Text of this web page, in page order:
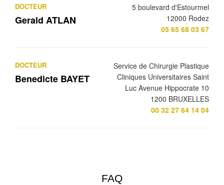
DOCTEUR
Gerald ATLAN
5 boulevard d'Estourmel
12000 Rodez
05 65 68 03 67
DOCTEUR
Benedicte BAYET
Service de Chirurgie Plastique
Cliniques Universitaires Saint
Luc Avenue Hippocrate 10
1200 BRUXELLES
00 32 27 64 14 04
FAQ